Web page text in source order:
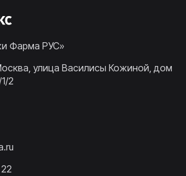
Фарма РУС»
улица Василисы Кожиной, дом
2